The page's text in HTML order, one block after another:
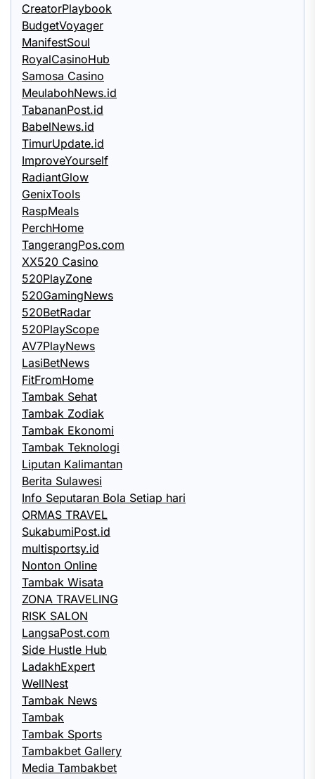
CreatorPlaybook
BudgetVoyager
ManifestSoul
RoyalCasinoHub
Samosa Casino
MeulabohNews.id
TabananPost.id
BabelNews.id
TimurUpdate.id
ImproveYourself
RadiantGlow
GenixTools
RaspMeals
PerchHome
TangerangPos.com
XX520 Casino
520PlayZone
520GamingNews
520BetRadar
520PlayScope
AV7PlayNews
LasiBetNews
FitFromHome
Tambak Sehat
Tambak Zodiak
Tambak Ekonomi
Tambak Teknologi
Liputan Kalimantan
Berita Sulawesi
Info Seputaran Bola Setiap hari
ORMAS TRAVEL
SukabumiPost.id
multisportsy.id
Nonton Online
Tambak Wisata
ZONA TRAVELING
RISK SALON
LangsaPost.com
Side Hustle Hub
LadakhExpert
WellNest
Tambak News
Tambak
Tambak Sports
Tambakbet Gallery
Media Tambakbet